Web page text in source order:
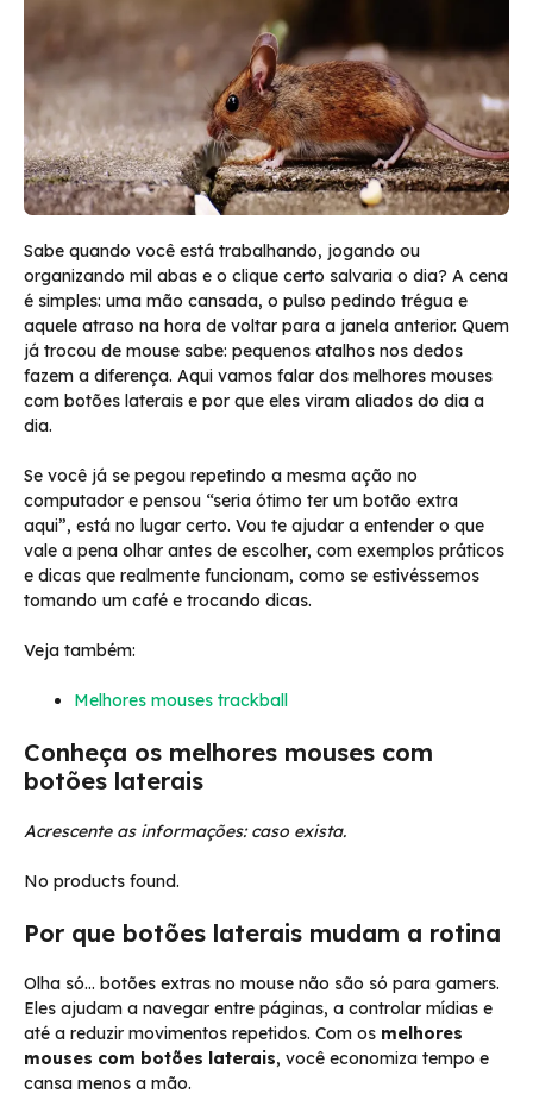
Sabe quando você está trabalhando, jogando ou
organizando mil abas e o clique certo salvaria o dia? A cena
é simples: uma mão cansada, o pulso pedindo trégua e
aquele atraso na hora de voltar para a janela anterior. Quem
já trocou de mouse sabe: pequenos atalhos nos dedos
fazem a diferença. Aqui vamos falar dos melhores mouses
com botões laterais e por que eles viram aliados do dia a
dia.
Se você já se pegou repetindo a mesma ação no
computador e pensou “seria ótimo ter um botão extra
aqui”, está no lugar certo. Vou te ajudar a entender o que
vale a pena olhar antes de escolher, com exemplos práticos
e dicas que realmente funcionam, como se estivéssemos
tomando um café e trocando dicas.
Veja também:
Melhores mouses trackball
Conheça os melhores mouses com
botões laterais
Acrescente as informações: caso exista.
No products found.
Por que botões laterais mudam a rotina
Olha só… botões extras no mouse não são só para gamers.
Eles ajudam a navegar entre páginas, a controlar mídias e
até a reduzir movimentos repetidos. Com os melhores
mouses com botões laterais, você economiza tempo e
cansa menos a mão.